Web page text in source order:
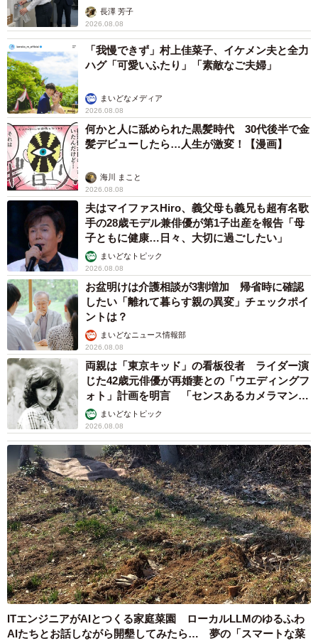
説】長澤 芳子
2026.08.08
「我慢できず」村上佳菜子、イケメン夫と全力
ハグ「可愛いふたり」「素敵なご夫婦」
まいどなメディア
2026.08.08
何かと人に舐められた黒髪時代 30代後半で金
髪デビューしたら…人生が激変！【漫画】
海川 まこと
2026.08.08
夫はマイファスHiro、義父母も義兄も超有名歌
手の28歳モデル兼俳優が第1子出産を報告「母
子ともに健康…日々、大切に過ごしたい」
まいどなトピック
2026.08.08
お盆明けは介護相談が3割増加 帰省時に確認
したい「離れて暮らす親の異変」チェックポイ
ントは？
まいどなニュース情報部
2026.08.08
両親は「東京キッド」の看板役者 ライダー演
じた42歳元俳優が再婚妻との「ウエディングフ
ォト」計画を明言 「センスあるカメラマン求
む」まいどなトピック
2026.08.08
ITエンジニアがAIとつくる家庭菜園 ローカルLLMのゆるふわ
AIたちとお話しながら開墾してみたら… 夢の「スマートな菜